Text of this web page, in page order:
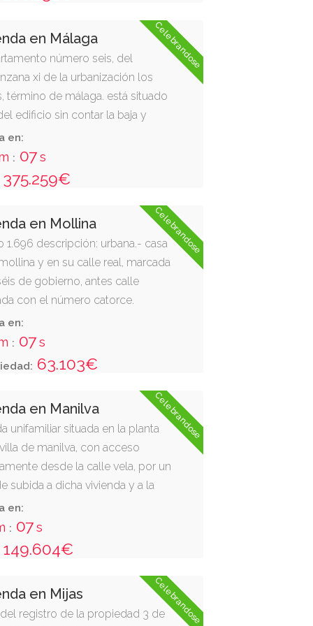
que ocupa una superficie útil de
y nueve decímetros
su frente, zona de maniobra;
aparcamiento nº 13; por su
nº 11, ambos de este mismo
o espalda, departamento nº1.
Celebrandose
en Málaga
número seis, del
xi de la urbanización los
término de málaga. está situado
edificio sin contar la baja y
estar, dos dormitorios, cuarto
tiene una superficie
y nueve metros veinticuatro
cuadrados. linda: al
su entrada, en descansillo de
el apartamento número cinco
oeste, con jardín de la manzana
sur, con el apartamento número
en:
: 06s
375.259€
Celebrandose
en Mollina
1.696 descripción: urbana.- casa
y en su calle real, marcada
de gobierno, antes calle
con el número catorce.
con cocina, sala, cámaras,
y la cuarta parte de un pozo.
fachada por diez de fondo, o
cuadrados. linda: derecha
castañeda pérez; izquierda,
y frente, calle real.
en:
: 06s
63.103€
Celebrandose
en Manilva
unifamiliar situada en la planta
de manilva, con acceso
desde la calle vela, por un
subida a dicha vivienda y a la
construida de sesenta y
en:
: 06s
149.604€
Celebrandose
en Mijas
registro de la propiedad 3 de